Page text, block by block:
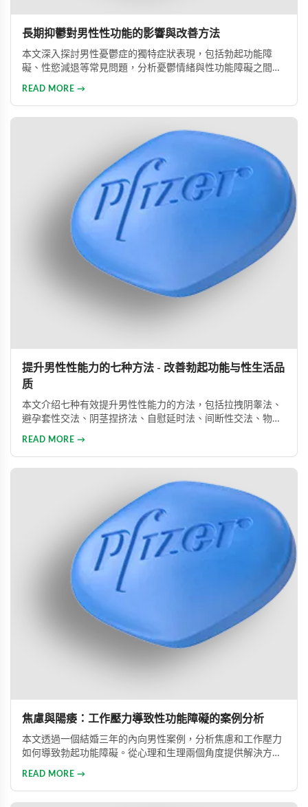
長期抑鬱對男性性功能的影響與改善方法
本文深入探討男性憂鬱症的獨特症狀表現，包括勃起功能障
礙、性慾減退等常見問題，分析憂鬱情緒與性功能障礙之間的
READ MORE →
提升男性性能力的七种方法 - 改善勃起功能与性生活品
质
本文介绍七种有效提升男性性能力的方法，包括拉拽阴睾法、
避孕套性交法、阴茎捏挤法、自慰延时法、间断性交法、物理
READ MORE →
焦慮與陽痿：工作壓力導致性功能障礙的案例分析
本文透過一個結婚三年的內向男性案例，分析焦慮和工作壓力
如何導致勃起功能障礙。從心理和生理兩個角度提供解決方
READ MORE →